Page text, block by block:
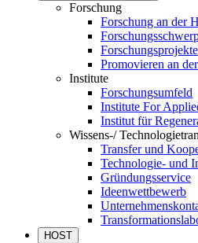
Forschung
Forschung an der
Forschungsprojekte
Promovieren an
Institute
Forschungsumfeld
Institute For
Institut für
Wissens-/
Transfer und
Technologie- und
Gründungsservice
Ideenwettbewerb
HOST